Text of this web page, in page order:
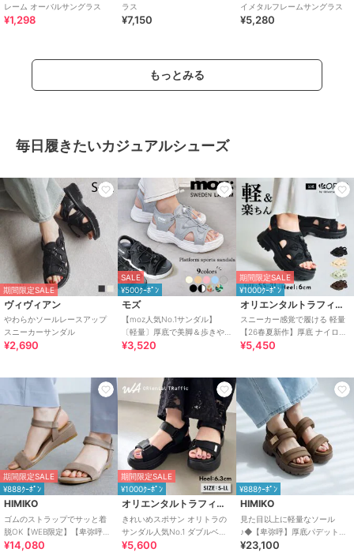
レーム オーバルサングラス
¥1,298
ラス
¥7,150
イメタルフレームサングラス
¥5,280
もっとみる
毎日履きたいカジュアルシューズ
期間限定SALE
ヴィヴィアン
やわらかソールレースアップ
スニーカーサンダル
¥2,690
SALE
¥500ｸｰﾎﾟﾝ
モズ
【moz人気No.1サンダル】
〔軽量〕厚底で美脚＆歩きや
すい！疲れにくいフィット感
¥3,520
期間限定SALE
¥1000ｸｰﾎﾟﾝ
オリエンタルトラフィック
スニーカー感覚で履ける 軽量
【26春夏新作】厚底 ナイロン
スポーツサンダル /OT3232
¥5,450
期間限定SALE
¥888ｸｰﾎﾟﾝ
HIMIKO
ゴムのストラップでサッと着
脱OK【WEB限定】【卑弥呼
26SS】ゴムストラップサンダ
¥14,080
期間限定SALE
¥1000ｸｰﾎﾟﾝ
オリエンタルトラフィック
きれいめスポサン オリトラの
サンダル人気No.1 ダブルベル
ト スポーツサンダル /42207
¥5,600
¥888ｸｰﾎﾟﾝ
HIMIKO
見た目以上に軽量なソール
♪◆【卑弥呼】厚底パデットサ
ンダル/661201
¥23,100